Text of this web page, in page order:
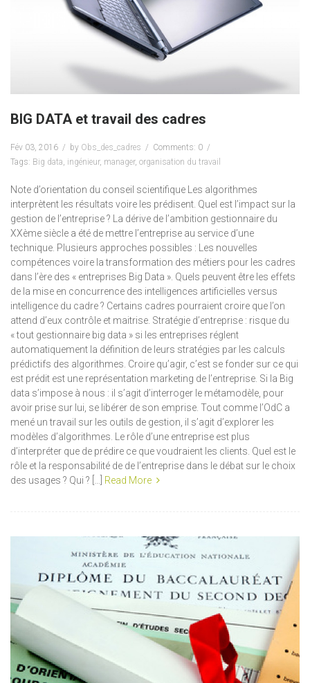
BIG DATA et travail des cadres
Fév 03, 2016 by Obs_des_cadres
Comments: 0
Tags: Big data, ingénieur, manager, organisation du travail
Note d’orientation du conseil scientifique Les algorithmes
interprètent les résultats voire les prédisent. Quel est l’impact sur la
gestion de l’entreprise ? La dérive de l’ambition gestionnaire du
XXème siècle a été de mettre l’entreprise au service d’une
technique. Plusieurs approches possibles : Les nouvelles
compétences voire la transformation des métiers pour les cadres
dans l’ère des « entreprises Big Data ». Quels peuvent être les effets
de la mise en concurrence des intelligences artificielles versus
intelligence du cadre ? Certains cadres pourraient croire que l’on
attend d’eux contrôle et maitrise. Stratégie d’entreprise : risque du
« tout gestionnaire big data » si les entreprises réglent
automatiquement la définition de leurs stratégies par les calculs
prédictifs des algorithmes. Croire qu’agir, c’est se fonder sur ce qui
est prédit est une représentation marketing de l’entreprise. Si la Big
data s’impose à nous : il s’agit d’interroger le métamodèle, pour
avoir prise sur lui, se libérer de son emprise. Tout comme l’OdC a
mené un travail sur les outils de gestion, il s’agit d’explorer les
modèles d’algorithmes. Le rôle d’une entreprise est plus
d’interpréter que de prédire ce que voudraient les clients. Quel est le
rôle et la responsabilité de de l’entreprise dans le débat sur le choix
des usages ? Qui ? […] Read More